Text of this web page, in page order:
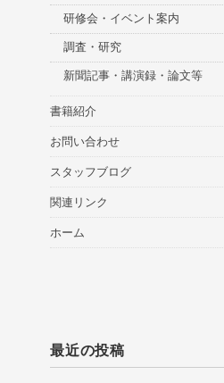
研修会・イベント案内
調査・研究
新聞記事・講演録・論文等
書籍紹介
お問い合わせ
スタッフブログ
関連リンク
ホーム
最近の投稿